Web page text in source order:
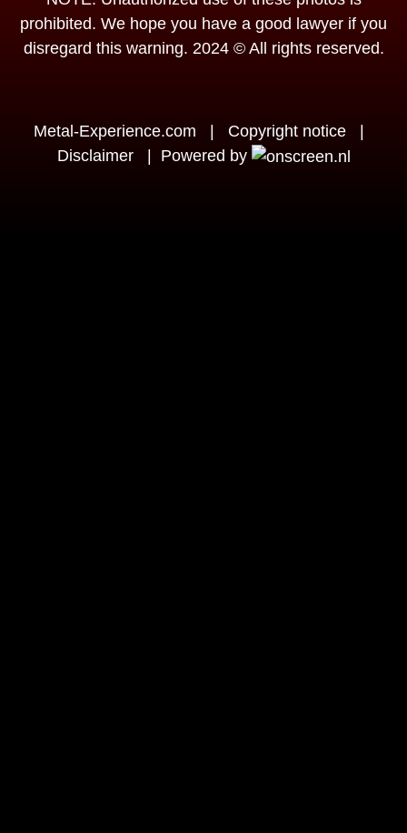
prohibited. We hope you have a good lawyer if you
disregard this warning. 2024 © All rights reserved.
Metal-Experience.com | Copyright notice
|
Disclaimer
| Powered by